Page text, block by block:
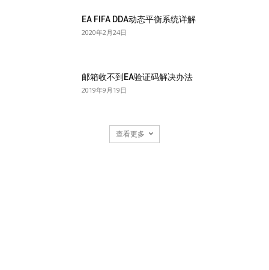
EA FIFA DDA动态平衡系统详解
2020年2月24日
邮箱收不到EA验证码解决办法
2019年9月19日
查看更多